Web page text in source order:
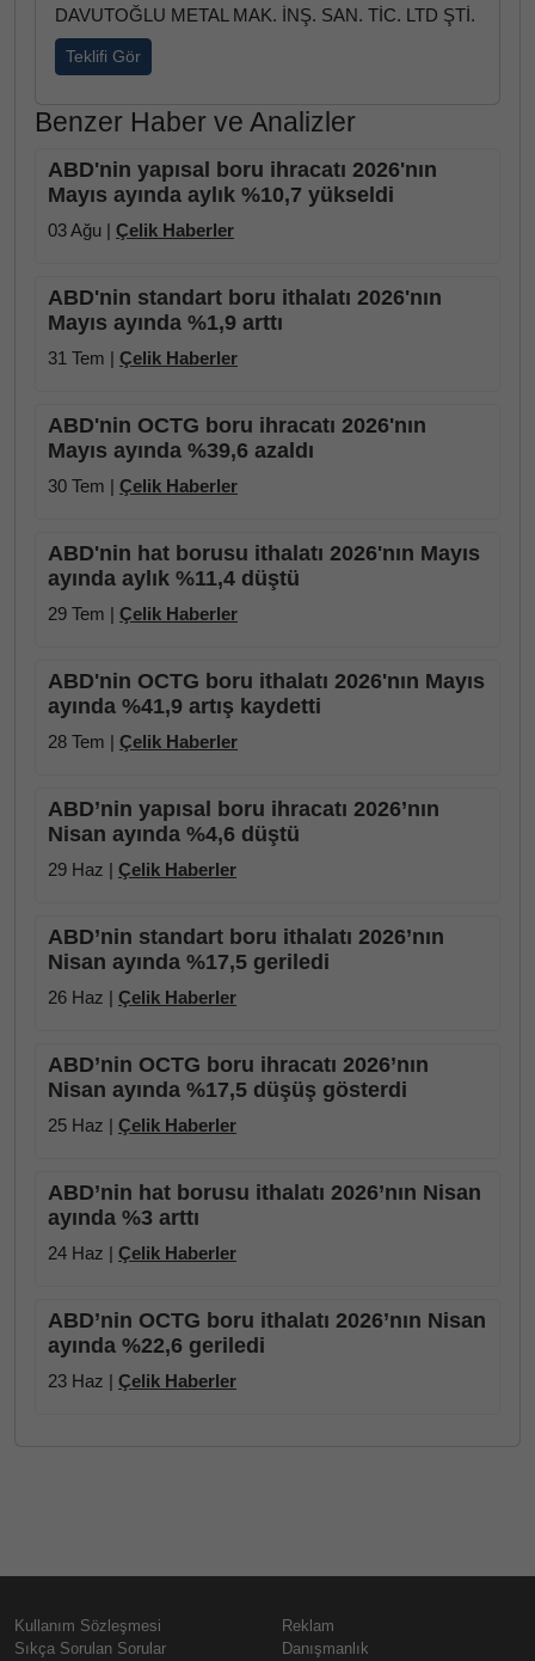
DAVUTOĞLU METAL MAK. İNŞ. SAN. TİC. LTD ŞTİ.
Teklifi Gör
Benzer Haber ve Analizler
ABD'nin yapısal boru ihracatı 2026'nın
Mayıs ayında aylık %10,7 yükseldi
03 Ağu | Çelik Haberler
ABD'nin standart boru ithalatı 2026'nın
Mayıs ayında %1,9 arttı
31 Tem | Çelik Haberler
ABD'nin OCTG boru ihracatı 2026'nın
Mayıs ayında %39,6 azaldı
30 Tem | Çelik Haberler
ABD'nin hat borusu ithalatı 2026'nın Mayıs
ayında aylık %11,4 düştü
29 Tem | Çelik Haberler
ABD'nin OCTG boru ithalatı 2026'nın Mayıs
ayında %41,9 artış kaydetti
28 Tem | Çelik Haberler
ABD’nin yapısal boru ihracatı 2026’nın
Nisan ayında %4,6 düştü
29 Haz | Çelik Haberler
ABD’nin standart boru ithalatı 2026’nın
Nisan ayında %17,5 geriledi
26 Haz | Çelik Haberler
ABD’nin OCTG boru ihracatı 2026’nın
Nisan ayında %17,5 düşüş gösterdi
25 Haz | Çelik Haberler
ABD’nin hat borusu ithalatı 2026’nın Nisan
ayında %3 arttı
24 Haz | Çelik Haberler
ABD’nin OCTG boru ithalatı 2026’nın Nisan
ayında %22,6 geriledi
23 Haz | Çelik Haberler
Kullanım Sözleşmesi
Sıkça Sorulan Sorular
Reklam
Danışmanlık